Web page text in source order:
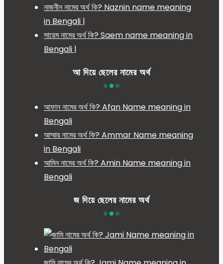
নাজনীন নামের অর্থ কি? Naznin name meaning
in Bengali |
সায়েম নামের অর্থ কি? Saem name meaning in
Bengali |
আ দিয়ে ছেলের নামের অর্থ
আফান নামের অর্থ কি? Afan Name meaning in
Bengali
আম্মার নামের অর্থ কি? Ammar Name meaning
in Bengali
আমিন নামের অর্থ কি? Amin Name meaning in
Bengali
জ দিয়ে ছেলের নামের অর্থ